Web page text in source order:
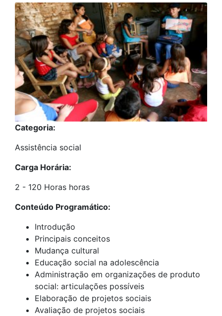
Categoria:
Assistência social
Carga Horária:
2 - 120 Horas horas
Conteúdo Programático:
Introdução
Principais conceitos
Mudança cultural
Educação social na adolescência
Administração em organizações de produto
social: articulações possíveis
Elaboração de projetos sociais
Avaliação de projetos sociais